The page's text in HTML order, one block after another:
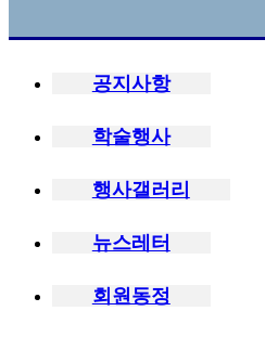
공지사항
학술행사
행사갤러리
뉴스레터
회원동정